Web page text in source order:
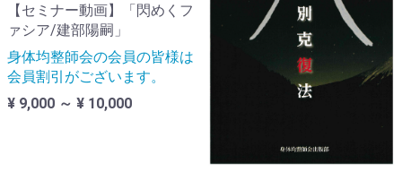
【セミナー動画】「閃めくフ
ァシア/建部陽嗣」
身体均整師会の会員の皆様は
会員割引がございます。
¥ 9,000 ～ ¥ 10,000